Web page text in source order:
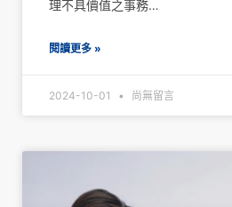
理不具價值之事務…
閱讀更多 »
2024-10-01 尚無留言